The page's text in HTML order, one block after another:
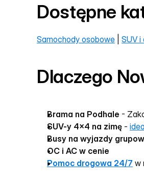
Dostępne
Samochody osobowe SUV i
Dlaczego
Brama na Podhale -
SUV-y 4x4 na zimę -
Busy na wyjazdy
OC i AC w cenie
Pomoc drogowa 24/7 w